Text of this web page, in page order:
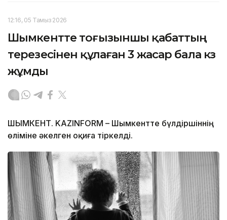
12:16, 05 Тамыз 2026
Шымкентте тоғызыншы қабаттың
терезесінен құлаған 3 жасар бала көз
жұмды
ШЫМКЕНТ. KAZINFORM – Шымкентте бүлдіршіннің
өліміне әкелген оқиға тіркелді.